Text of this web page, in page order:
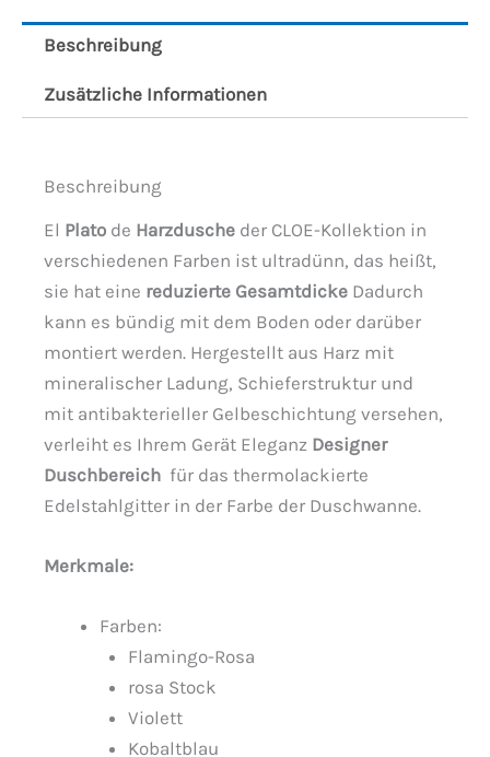
Beschreibung
Zusätzliche Informationen
Beschreibung
El Plato de Harzdusche der CLOE-Kollektion in
verschiedenen Farben ist ultradünn, das heißt,
sie hat eine reduzierte Gesamtdicke Dadurch
kann es bündig mit dem Boden oder darüber
montiert werden. Hergestellt aus Harz mit
mineralischer Ladung, Schieferstruktur und
mit antibakterieller Gelbeschichtung versehen,
verleiht es Ihrem Gerät Eleganz Designer
Duschbereich für das thermolackierte
Edelstahlgitter in der Farbe der Duschwanne.
Merkmale:
Farben:
Flamingo-Rosa
rosa Stock
Violett
Kobaltblau